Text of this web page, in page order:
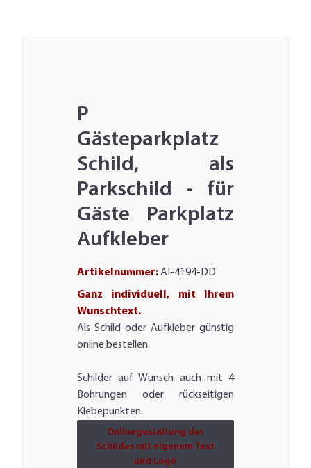
P
Gästeparkplatz
Schild, als
Parkschild - für
Gäste Parkplatz
Aufkleber
Artikelnummer:AI-4194-DD
Ganz individuell, mit Ihrem
Wunschtext.
Als Schild oder Aufkleber günstig
online bestellen.
Schilder auf Wunsch auch mit 4
Bohrungen oder rückseitigen
Klebepunkten.
Onlinegestaltung des
Schildes mit eigenem Text
und Logo